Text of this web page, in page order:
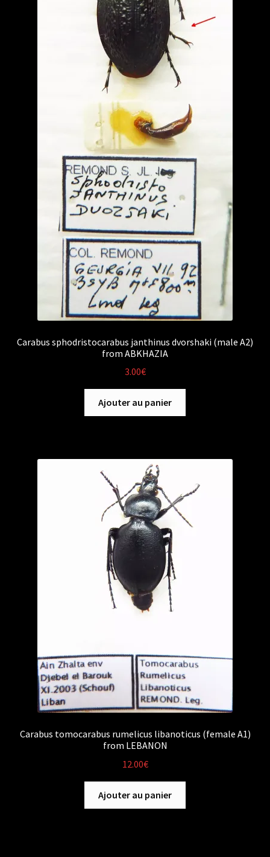
Carabus sphodristocarabus janthinus dvorshaki (male A2)
from ABKHAZIA
3.00€
Ajouter au panier
Carabus tomocarabus rumelicus libanoticus (female A1)
from LEBANON
12.00€
Ajouter au panier